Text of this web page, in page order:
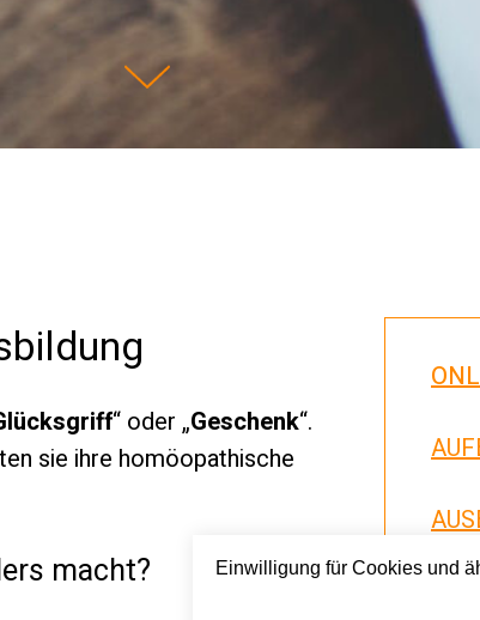
Einwilligung für Cookies und
“ oder „Geschenk“.
sie ihre homöopathische
macht?